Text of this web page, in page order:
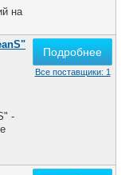
на
-
Подробнее
Все поставщики: 1